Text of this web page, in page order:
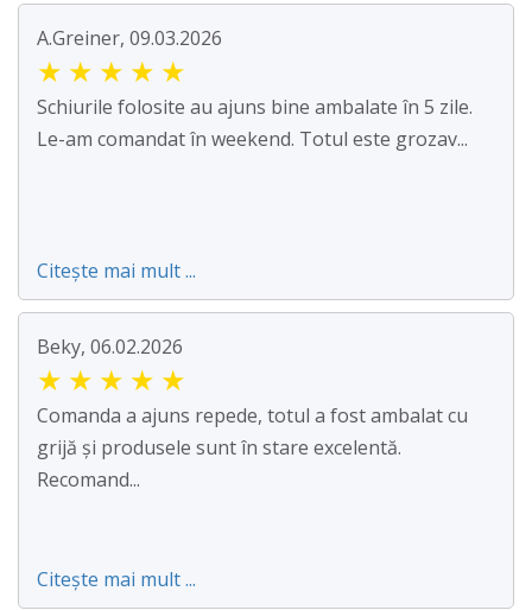
A.Greiner, 09.03.2026
★ ★ ★ ★ ★
Schiurile folosite au ajuns bine ambalate în 5 zile.
Le-am comandat în weekend. Totul este grozav...
Citește mai mult ...
Beky, 06.02.2026
★ ★ ★ ★ ★
Comanda a ajuns repede, totul a fost ambalat cu
grijă și produsele sunt în stare excelentă.
Recomand...
Citește mai mult ...